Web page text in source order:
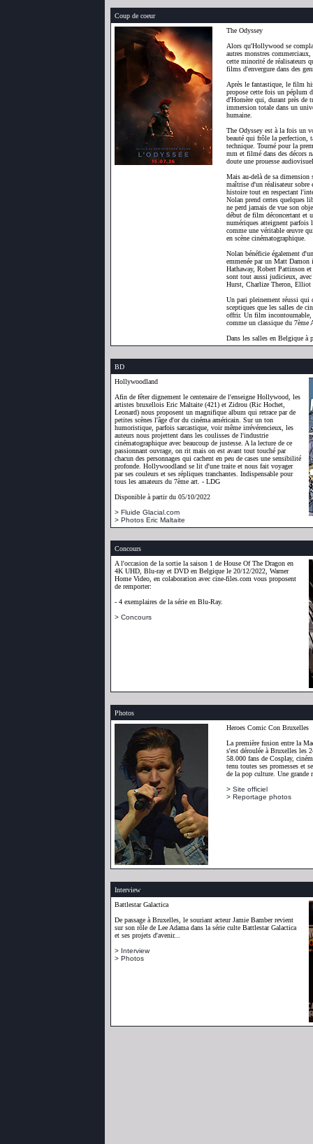
Coup de coeur
The Odyssey
Alors qu'Hollywood se
autres monstres
cette minorité de réalisateurs
films d'envergure dans des
Après le fantastique, le film
propose cette fois un péplum
d'Homère qui, durant près de
immersion totale dans un
humaine.
The Odyssey est à la fois un
beauté qui frôle la perfection,
technique. Tourné pour la
mm et filmé dans des décors
doute une prouesse
Mais au-delà de sa dimension
maîtrise d'un réalisateur sobre
histoire tout en respectant
Nolan prend certes quelques
ne perd jamais de vue son
début de film déconcertant et
numériques atteignent parfois
comme une véritable œuvre
en scène cinématographique.
Nolan bénéficie également
emmenée par un Matt Damon
Hathaway, Robert Pattinson
sont tout aussi judicieux,
Hurst, Charlize Theron, Elliot
Un pari pleinement réussi qui
sceptiques que les salles de
offrir. Un film incontournable,
comme un classique du
Dans les salles en Belgique à
BD
Hollywoodland
Afin de fêter dignement le centenaire de l'enseigne Hollywood, les
artistes bruxellois Eric Maltaite (421) et Zidrou (Ric Hochet,
Leonard) nous proposent un magnifique album qui retrace par de
petites scènes l'âge d'or du cinéma américain. Sur un ton
humoristique, parfois sarcastique, voir même irrévérencieux, les
auteurs nous projettent dans les coulisses de l'industrie
cinématographique avec beaucoup de justesse. A la lecture de ce
passionnant ouvrage, on rit mais on est avant tout touché par
chacun des personnages qui cachent en peu de cases une sensibilité
profonde. Hollywoodland se lit d'une traite et nous fait voyager
par ses couleurs et ses répliques tranchantes. Indispensable pour
tous les amateurs du 7ème art. - LDG
Disponible à partir du 05/10/2022
> Fluide Glacial.com
> Photos Eric Maltaite
Concours
A l'occasion de la sortie la saison 1 de House Of The Dragon en
4K UHD, Blu-ray et DVD en Belgique le 20/12/2022, Warner
Home Video, en colaboration avec cine-files.com vous proposent
de remporter:
- 4 exemplaires de la série en Blu-Ray.
> Concours
Photos
Heroes Comic Con Bruxelles
La première fusion entre la
s'est déroulée à Bruxelles les
58.000 fans de Cosplay,
tenu toutes ses promesses et
de la pop culture. Une grande
> Site officiel
> Reportage photos
Interview
Battlestar Galactica
De passage à Bruxelles, le souriant acteur Jamie Bamber revient
sur son rôle de Lee Adama dans la série culte Battlestar Galactica
et ses projets d'avenir...
> Interview
> Photos